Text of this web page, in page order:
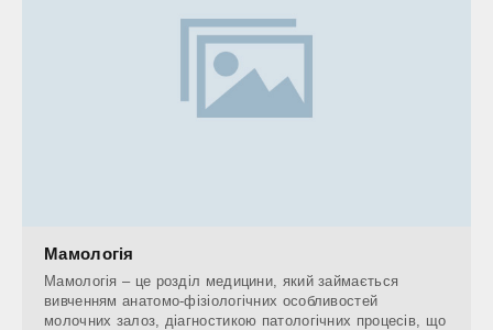
Мамологія
Мамологія – це розділ медицини, який займається
вивченням анатомо-фізіологічних особливостей
молочних залоз, діагностикою патологічних процесів, що